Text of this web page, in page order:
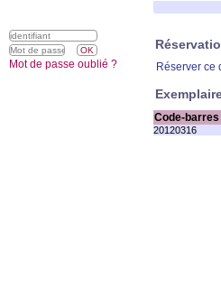
Réserver ce
Code-barres
20120316
Mot de passe oublié ?